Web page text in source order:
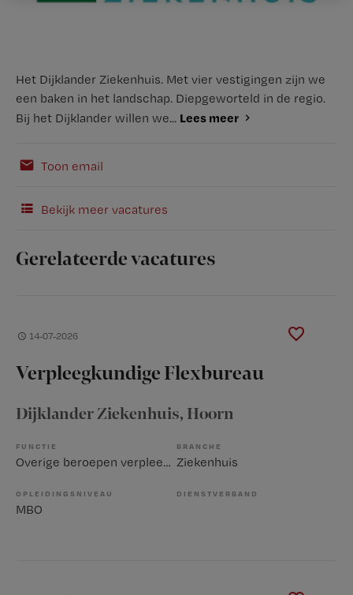
Het Dijklander Ziekenhuis. Met vier vestigingen zijn we
een baken in het landschap. Diepgeworteld in de regio.
Bij het Dijklander willen we... Lees meer
Toon email
Bekijk meer vacatures
Gerelateerde vacatures
14-07-2026
Verpleegkundige Flexbureau
Dijklander Ziekenhuis, Hoorn
FUNCTIE
Overige beroepen verpleegkunde
BRANCHE
Ziekenhuis
OPLEIDINGSNIVEAU
MBO
DIENSTVERBAND